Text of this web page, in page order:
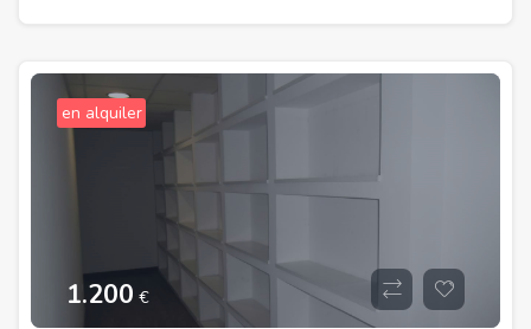
en alquiler
1.200 €